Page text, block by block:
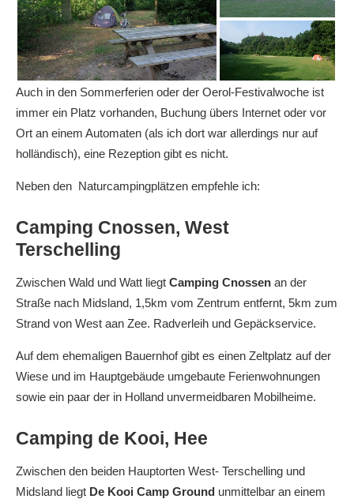
Auch in den Sommerferien oder der Oerol-Festivalwoche ist
immer ein Platz vorhanden, Buchung übers Internet oder vor
Ort an einem Automaten (als ich dort war allerdings nur auf
holländisch), eine Rezeption gibt es nicht.
Neben den Naturcampingplätzen empfehle ich:
Camping Cnossen, West
Terschelling
Zwischen Wald und Watt liegt Camping Cnossen an der
Straße nach Midsland, 1,5km vom Zentrum entfernt, 5km zum
Strand von West aan Zee. Radverleih und Gepäckservice.
Auf dem ehemaligen Bauernhof gibt es einen Zeltplatz auf der
Wiese und im Hauptgebäude umgebaute Ferienwohnungen
sowie ein paar der in Holland unvermeidbaren Mobilheime.
Camping de Kooi, Hee
Zwischen den beiden Hauptorten West- Terschelling und
Midsland liegt De Kooi Camp Ground unmittelbar an einem